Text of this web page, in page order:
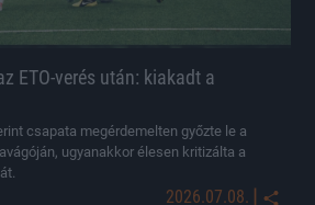
ETO-verés után: kiakadt a
csapata megérdemelten győzte le a
ugyanakkor élesen kritizálta a
2026.07.08. |